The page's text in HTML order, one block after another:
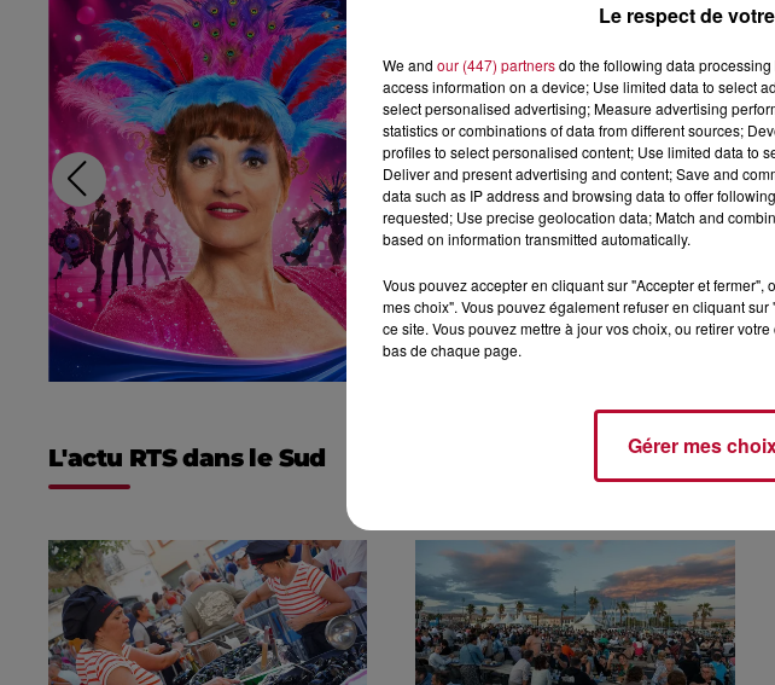
L'actu RTS dans le Sud
Le respect de
We and our (447) partnersdo the following data
access information on a device; Use limited data to select
select personalised advertising; Measure advertising
statistics or combinations of data from different sources;
profiles to select personalised content; Use limited data to
Deliver and present advertising and content; Save and
data such as IP address and browsing data to offer
requested; Use precise geolocation data; Match and
based on information transmitted automatically.
Vous pouvez accepter en cliquant sur "Accepter et
mes choix". Vous pouvez également refuser en cliquant
ce site. Vous pouvez mettre à jour vos choix, ou retirer
bas de chaque page.
Gérer mes